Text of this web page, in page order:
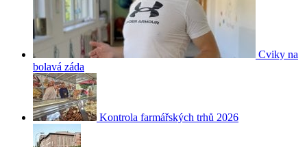
Cviky na
bolavá záda
Kontrola farmářských trhů 2026